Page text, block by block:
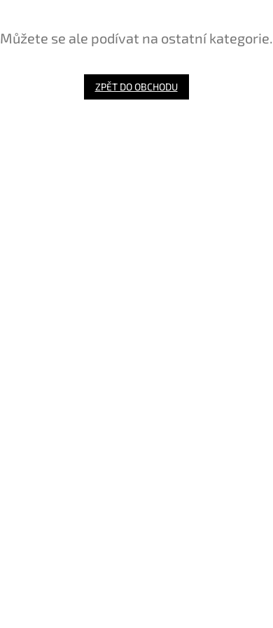
Můžete se ale podívat na ostatní kategorie.
ZPĚT DO OBCHODU